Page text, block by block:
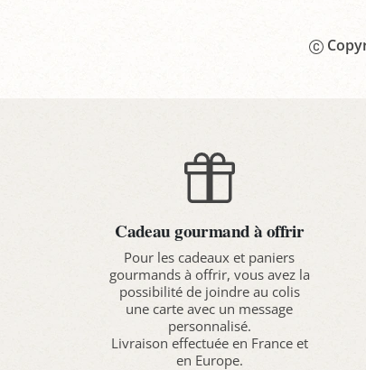
Cadeau gourmand à offrir
Pour les cadeaux et paniers
gourmands à offrir, vous avez la
possibilité de joindre au colis
une carte avec un message
personnalisé.
Livraison effectuée en France et
en Europe.